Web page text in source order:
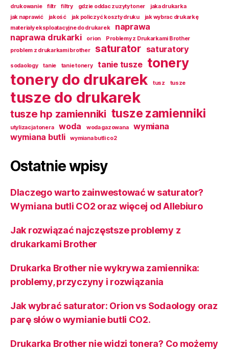
drukowanie
filtr filtry gdzie oddac zuzyty toner
jaka drukarka
jak naprawić
jakość jak policzyć koszty druku
jak wybrac drukarkę
materiały eksploatacyjne do drukarek
naprawa
naprawa drukarki
orion
Problemy z Drukarkami Brother
problem z drukarkami brother
saturator saturatory
sodaology tanie tanie tonery tanie tusze tonery
tonery do drukarek tusz tusze
tusze do drukarek
tusze hp zamienniki tusze zamienniki
utylizacja tonera woda woda gazowana
wymiana
wymiana butli
wymiana butli co2
Ostatnie wpisy
Dlaczego warto zainwestować w saturator?
Wymiana butli CO2 oraz więcej od Allebiuro
Jak rozwiązać najczęstsze problemy z
drukarkami Brother
Drukarka Brother nie wykrywa zamiennika:
problemy, przyczyny i rozwiązania
Jak wybrać saturator: Orion vs Sodaology oraz
parę słów o wymianie butli CO2.
Drukarka Brother nie widzi tonera? Co możemy